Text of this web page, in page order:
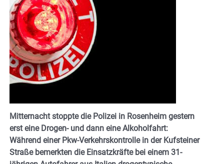
Mitternacht stoppte die Polizei in Rosenheim gestern
erst eine Drogen- und dann eine Alkoholfahrt:
Während einer Pkw-Verkehrskontrolle in der Kufsteiner
Straße bemerkten die Einsatzkräfte bei einem 31-